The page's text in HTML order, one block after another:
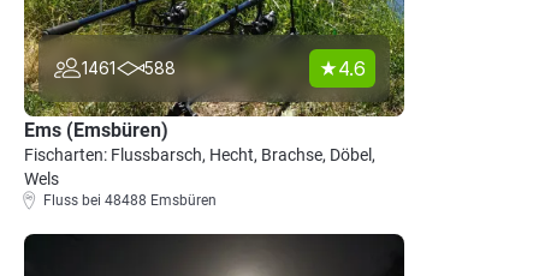
1461 588 4.6
Ems (Emsbüren)
Fischarten: Flussbarsch, Hecht, Brachse, Döbel,
Wels
Fluss bei 48488 Emsbüren